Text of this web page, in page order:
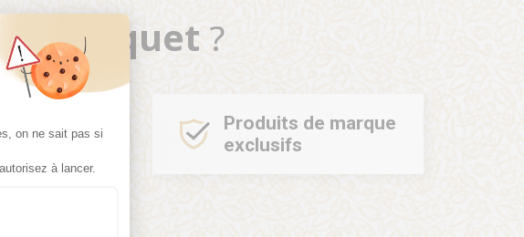
: Personnalisez vos Options
on ne sait pas si
à lancer.
Moquet ?
Réseau d'or
Produits de marque
exclusifs